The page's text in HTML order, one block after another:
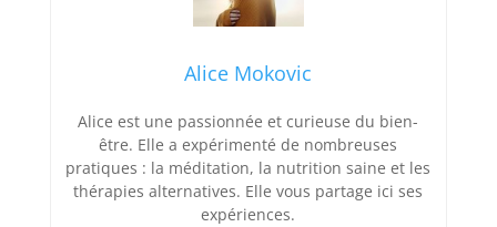
Alice Mokovic
Alice est une passionnée et curieuse du bien-
être. Elle a expérimenté de nombreuses
pratiques : la méditation, la nutrition saine et les
thérapies alternatives. Elle vous partage ici ses
expériences.